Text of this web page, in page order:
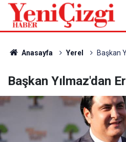
Anasayfa Yerel Başkan
Başkan Yılmaz'dan